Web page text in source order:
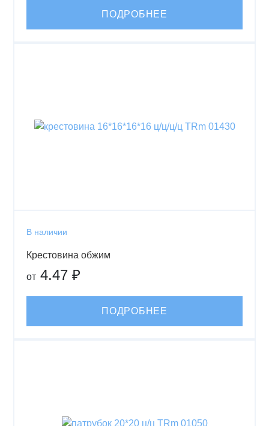
ПОДРОБНЕЕ
В наличии
Крестовина обжим
от 4.47 ₽
ПОДРОБНЕЕ